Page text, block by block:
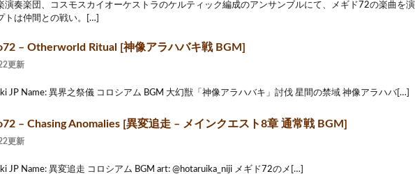
演奏楽団、コスモスカイオーケストラのケルティック編成のアンサンブルにて、メギド72の楽曲を演
トは仲間との戦い。[…]
– Otherworld Ritual [神像アラハバキ戦 BGM]
更新
JP Name: 異界之祭儀 コロシアム BGM 大幻獣「神像アラハバキ」討伐 星間の禁域 神像アラハバ[…]
– Chasing Anomalies [異変追走 – メインクエスト8章 通常戦 BGM]
更新
JP Name: 異変追走 コロシアム BGM art: @hotaruika_niji メギド72のメ[…]